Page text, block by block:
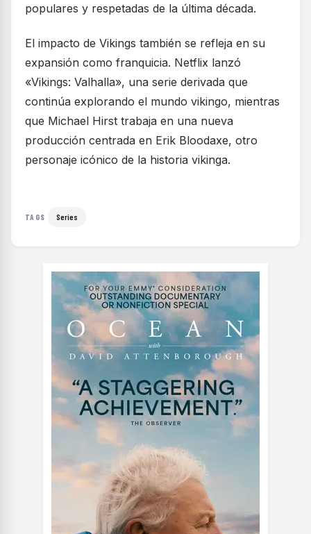
populares y respetadas de la última década.
El impacto de Vikings también se refleja en su
expansión como franquicia. Netflix lanzó
«Vikings: Valhalla», una serie derivada que
continúa explorando el mundo vikingo, mientras
que Michael Hirst trabaja en una nueva
producción centrada en Erik Bloodaxe, otro
personaje icónico de la historia vikinga.
TAGS Series